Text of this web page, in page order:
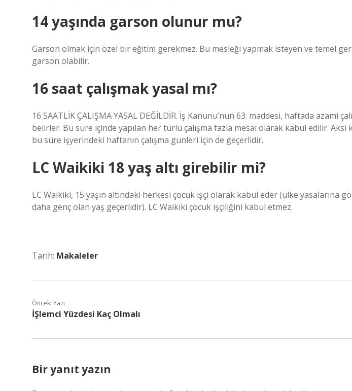
14 yaşında garson olunur mu?
Garson olmak için özel bir eğitim gerekmez. Bu mesleği yapmak isteyen ve temel
garson olabilir.
16 saat çalışmak yasal mı?
16 SAATLİK ÇALIŞMA YASAL DEĞİLDİR. İş Kanunu’nun 63. maddesi, haftada azami
belirler. Bu süre içinde yapılan her türlü çalışma fazla mesai olarak kabul edilir. Aksi
bu süre işyerindeki haftanın çalışma günleri için de geçerlidir.
LC Waikiki 18 yaş altı girebilir mi?
LC Waikiki, 15 yaşın altındaki herkesi çocuk işçi olarak kabul eder (ülke yasalarına
daha genç olan yaş geçerlidir). LC Waikiki çocuk işçiliğini kabul etmez.
Tarih: Makaleler
Önceki Yazı
İŞlemci Yüzdesi Kaç Olmalı
Bir yanıt yazın